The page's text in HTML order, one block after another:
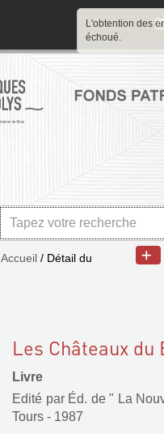
Accueil / Détail du
Les Châteaux du
Livre
Edité par Éd. de " La
Tours - 1987
L'obtention des
échoué.